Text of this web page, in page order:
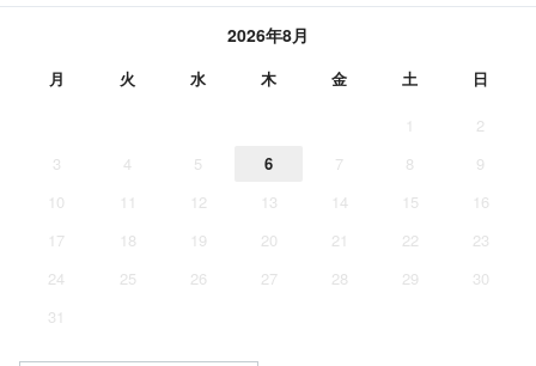
2026年8月
月 火 水 木 金 土 日
1
2
3
4 5 6 7 8
9
10
11 12 13 14 15
16
17
18 19 20 21 22
23
24
25 26 27 28 29
30
31